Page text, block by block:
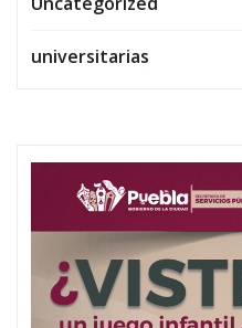
universitarias